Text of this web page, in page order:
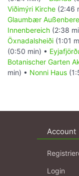
Viðimýri Kirche (2:46
Glaumbær
Innenbereich (2:38
Öxnadalsheiði (1:01
(0:50 min) •
Botanischer Garten
min) • Nonni Haus
Account
Login